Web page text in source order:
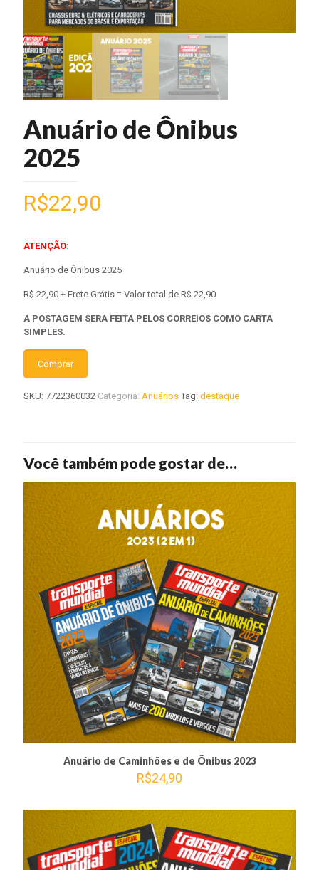
Anuário de Ônibus
2025
R$22,90
ATENÇÃO:
Anuário de Ônibus 2025
R$ 22,90 + Frete Grátis = Valor total de R$ 22,90
A POSTAGEM SERÁ FEITA PELOS CORREIOS COMO CARTA
SIMPLES.
Comprar
SKU: 7722360032 Categoria: Anuários Tag: destaque
Você também pode gostar de…
Anuário de Caminhões e de Ônibus 2023
R$24,90